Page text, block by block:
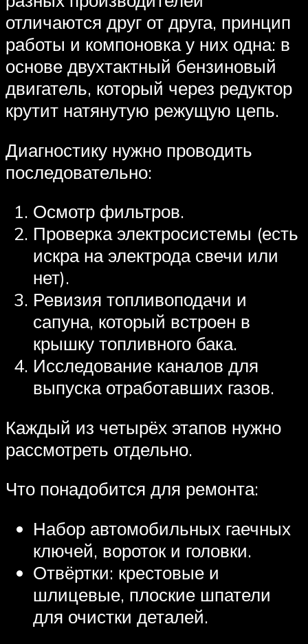
отличаются друг от друга, принцип
работы и компоновка у них одна: в
основе двухтактный бензиновый
двигатель, который через редуктор
крутит натянутую режущую цепь.
Диагностику нужно проводить
последовательно:
Осмотр фильтров.
Проверка электросистемы (есть
искра на электрода свечи или
нет).
Ревизия топливоподачи и
сапуна, который встроен в
крышку топливного бака.
Исследование каналов для
выпуска отработавших газов.
Каждый из четырёх этапов нужно
рассмотреть отдельно.
Что понадобится для ремонта:
Набор автомобильных гаечных
ключей, вороток и головки.
Отвёртки: крестовые и
шлицевые, плоские шпатели
для очистки деталей.